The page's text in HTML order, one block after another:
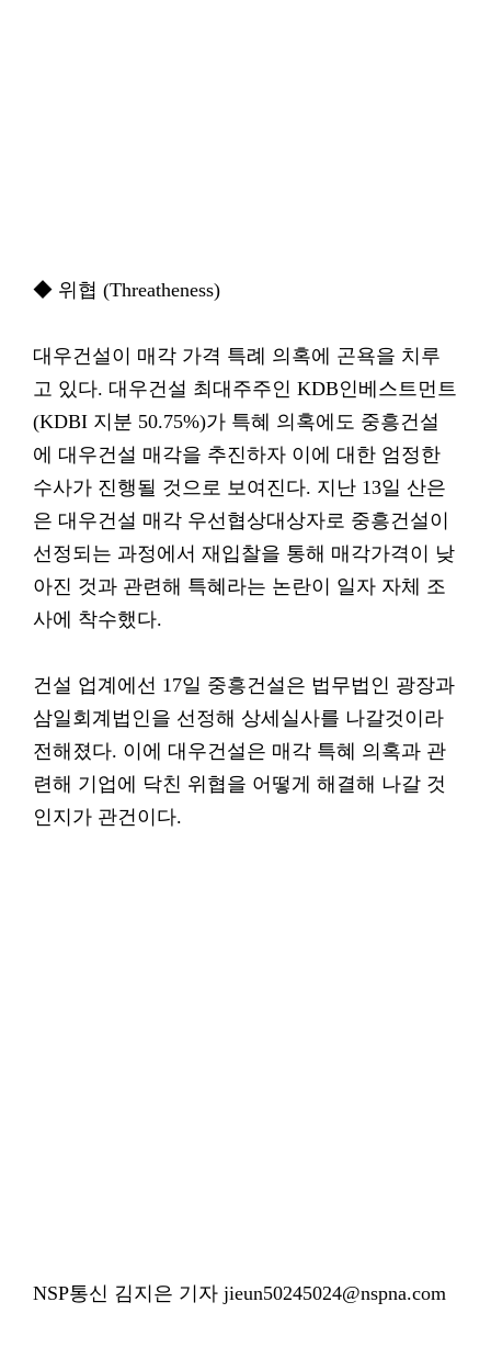
◆ 위협 (Threatheness)
대우건설이 매각 가격 특례 의혹에 곤욕을 치루
고 있다. 대우건설 최대주주인 KDB인베스트먼트
(KDBI 지분 50.75%)가 특혜 의혹에도 중흥건설
에 대우건설 매각을 추진하자 이에 대한 엄정한
수사가 진행될 것으로 보여진다. 지난 13일 산은
은 대우건설 매각 우선협상대상자로 중흥건설이
선정되는 과정에서 재입찰을 통해 매각가격이 낮
아진 것과 관련해 특혜라는 논란이 일자 자체 조
사에 착수했다.
건설 업계에선 17일 중흥건설은 법무법인 광장과
삼일회계법인을 선정해 상세실사를 나갈것이라
전해졌다. 이에 대우건설은 매각 특혜 의혹과 관
련해 기업에 닥친 위협을 어떻게 해결해 나갈 것
인지가 관건이다.
NSP통신 김지은 기자 jieun50245024@nspna.com